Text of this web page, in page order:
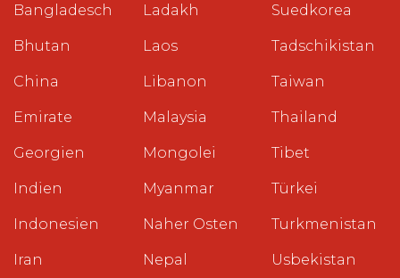
Bangladesch
Bhutan
China
Emirate
Georgien
Indien
Indonesien
Iran
Ladakh
Laos
Libanon
Malaysia
Mongolei
Myanmar
Naher Osten
Nepal
Suedkorea
Tadschikistan
Taiwan
Thailand
Tibet
Türkei
Turkmenistan
Usbekistan